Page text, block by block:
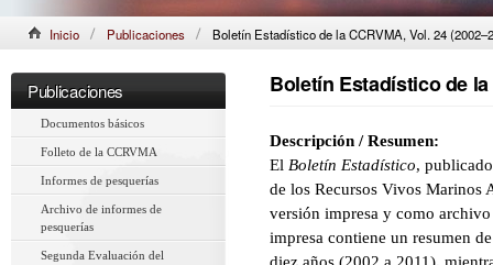
Inicio Publicaciones Boletín Estadístico de la CCRVMA, Vol. 24
Publicaciones
Documentos básicos
Folleto de la CCRVMA
Informes de pesquerías
Archivo de informes de
pesquerías
Segunda Evaluación del
Boletín Estadístico de la
Descripción / Resumen:
El Boletín Estadístico,
de los Recursos Vivos Marinos
versión impresa y como
impresa contiene un resumen